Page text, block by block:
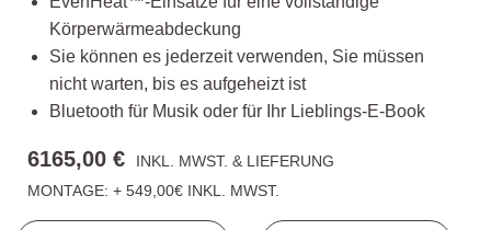
Körperwärmeabdeckung
Sie können es jederzeit verwenden, Sie müssen
nicht warten, bis es aufgeheizt ist
Bluetooth für Musik oder für Ihr Lieblings-E-Book
6165,00 €
INKL. MWST. & LIEFERUNG
MONTAGE: + 549,00€ INKL. MWST.